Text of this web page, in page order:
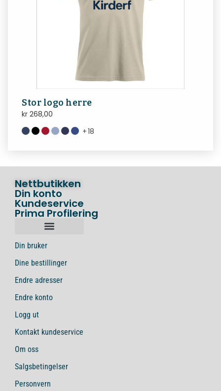
Stor logo herre
kr 268,00
+18
Nettbutikken
Din konto
Kundeservice
Prima Profilering
Din bruker
Dine bestillinger
Endre adresser
Endre konto
Logg ut
Kontakt kundeservice
Om oss
Salgsbetingelser
Personvern